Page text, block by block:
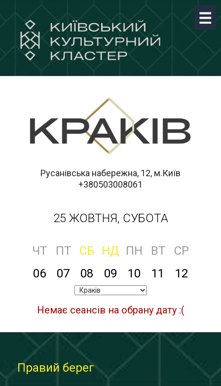
Русанівська набережна, 12, м.Київ
+380503008061
25 ЖОВТНЯ, СУБОТА
ЧТ ПТ СБ НД ПН ВТ
СР
06
07 08 09 10 11 12
Немає сеансів на обрану дату :(
Правий берег